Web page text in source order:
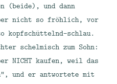
(beide), und dann
nicht so fröhlich, vor
kopfschüttelnd-schlau.
schelmisch zum Sohn:
NICHT kaufen, weil das
und er antwortete mit